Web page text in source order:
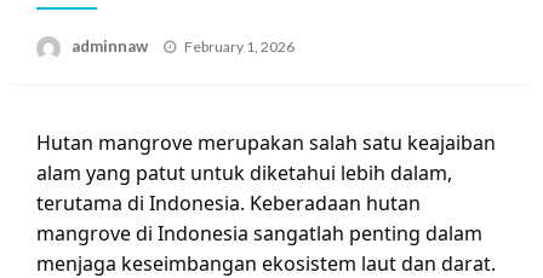
adminnaw
Posted
February 1, 2026
Hutan mangrove merupakan salah satu keajaiban
alam yang patut untuk diketahui lebih dalam,
terutama di Indonesia. Keberadaan hutan
mangrove di Indonesia sangatlah penting dalam
menjaga keseimbangan ekosistem laut dan darat.